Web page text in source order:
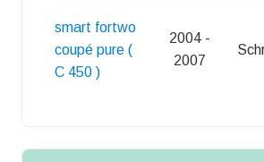
smart fortwo
coupé pure (
C 450 )
2004 -
2007